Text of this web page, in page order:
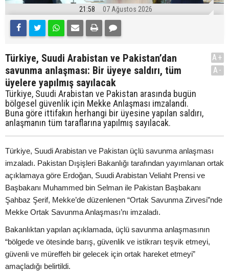
21:58 07 Ağustos 2026
Türkiye, Suudi Arabistan ve Pakistan’dan
savunma anlaşması: Bir üyeye saldırı, tüm
üyelere yapılmış sayılacak
Türkiye, Suudi Arabistan ve Pakistan arasında bugün
bölgesel güvenlik için Mekke Anlaşması imzalandı.
Buna göre ittifakın herhangi bir üyesine yapılan saldırı,
anlaşmanın tüm taraflarına yapılmış sayılacak.
A+
A-
Türkiye, Suudi Arabistan ve Pakistan üçlü savunma anlaşması
imzaladı. Pakistan Dışişleri Bakanlığı tarafından yayımlanan ortak
açıklamaya göre Erdoğan, Suudi Arabistan Veliaht Prensi ve
Başbakanı Muhammed bin Selman ile Pakistan Başbakanı
Şahbaz Şerif, Mekke’de düzenlenen “Ortak Savunma Zirvesi”nde
Mekke Ortak Savunma Anlaşması’nı imzaladı.
Bakanlıktan yapılan açıklamada, üçlü savunma anlaşmasının
“bölgede ve ötesinde barış, güvenlik ve istikrarı teşvik etmeyi,
güvenli ve müreffeh bir gelecek için ortak hareket etmeyi”
amaçladığı belirtildi.